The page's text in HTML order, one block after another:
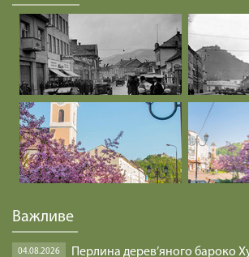
Важливе
04.08.2026 Перлина дерев’яного бароко